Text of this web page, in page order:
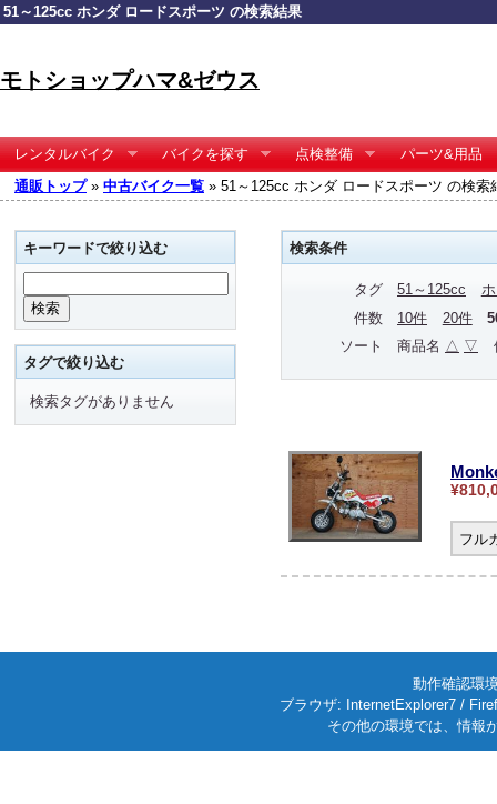
51～125cc ホンダ ロードスポーツ の検索結果
モトショップハマ&ゼウス
レンタルバイク バイクを探す 点検整備
パーツ&用品
通販トップ» 中古バイク一覧 » 51～125cc ホンダ ロードスポーツ の検索
検索条件
タグ 51～125cc
件数
10件 20件
ソート
商品名 △ ▽
フル
キーワードで絞り込む
タグで絞り込む
検索タグがありません
動作確認環
ブラウザ: InternetExplorer7 /
その他の環境では、情報